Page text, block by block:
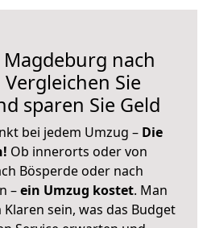
nach
Sie
sparen Sie Geld
bei jedem Umzug – Die
Ob innerorts oder von
Bösperde oder nach
–ein Umzug kostet. Man
sein, was das Budget